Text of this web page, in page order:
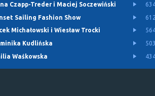
Czapp-Treder i Maciej Soczewiński
Sailing Fashion Show
Michałowski i Wiesław Trocki
Kudlińska
Waśkowska